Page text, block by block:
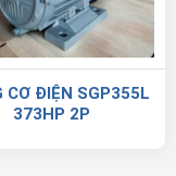
CƠ ĐIỆN SGP355L
373HP 2P